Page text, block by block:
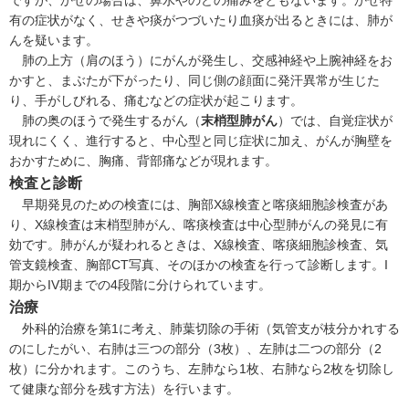
有の症状がなく、せきや痰がつづいたり血痰が出るときには、肺が
んを疑います。
肺の上方（肩のほう）にがんが発生し、交感神経や上腕神経をお
かすと、まぶたが下がったり、同じ側の顔面に発汗異常が生じた
り、手がしびれる、痛むなどの症状が起こります。
肺の奥のほうで発生するがん（末梢型肺がん）では、自覚症状が
現れにくく、進行すると、中心型と同じ症状に加え、がんが胸壁を
おかすために、胸痛、背部痛などが現れます。
検査と診断
早期発見のための検査には、胸部X線検査と喀痰細胞診検査があ
り、X線検査は末梢型肺がん、喀痰検査は中心型肺がんの発見に有
効です。肺がんが疑われるときは、X線検査、喀痰細胞診検査、気
管支鏡検査、胸部CT写真、そのほかの検査を行って診断します。 I
期からIV期までの4段階に分けられています。
治療
外科的治療を第1に考え、肺葉切除の手術（気管支が枝分かれする
のにしたがい、右肺は三つの部分（3枚）、左肺は二つの部分（2
枚）に分かれます。このうち、左肺なら1枚、右肺なら2枚を切除し
て健康な部分を残す方法）を行います。